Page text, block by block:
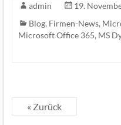
e
b
itt
er
admin
19.
Blog, Firmen-News,
Microsoft Office 365, MS
« Zurück